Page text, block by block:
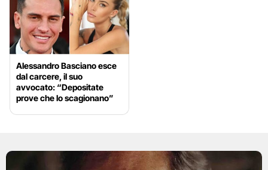
Alessandro Basciano esce
dal carcere, il suo
avvocato: “Depositate
prove che lo scagionano”